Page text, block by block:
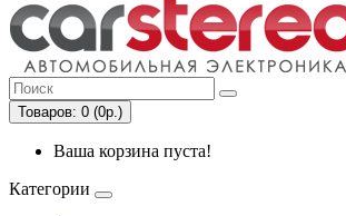
Товаров: 0 (0р.)
Ваша корзина пуста!
Категории